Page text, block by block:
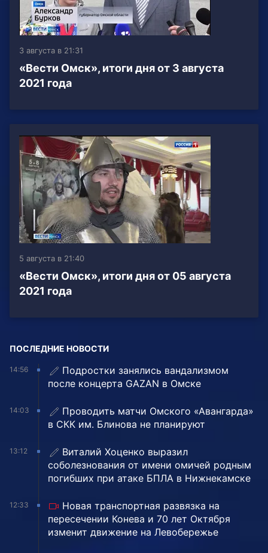
3 августа в 21:31
«Вести Омск», итоги дня от 3 августа
2021 года
5 августа в 21:40
«Вести Омск», итоги дня от 05 августа
2021 года
ПОСЛЕДНИЕ НОВОСТИ
14:56
Подростки занялись вандализмом
после концерта GAZAN в Омске
14:03
Проводить матчи Омского «Авангарда»
в СКК им. Блинова не планируют
13:12
Виталий Хоценко выразил
соболезнования от имени омичей родным
погибших при атаке БПЛА в Нижнекамске
12:33
Новая транспортная развязка на
пересечении Конева и 70 лет Октября
изменит движение на Левобережье